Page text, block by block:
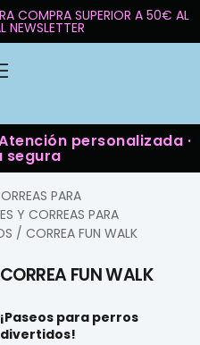
COMPRA SUPERIOR A 50€ AL
NEWSLETTER
personalizada ·
segura
PARA
Y CORREAS PARA
/ CORREA FUN WALK
CORREA FUN WALK
¡Paseos para perros
divertidos!